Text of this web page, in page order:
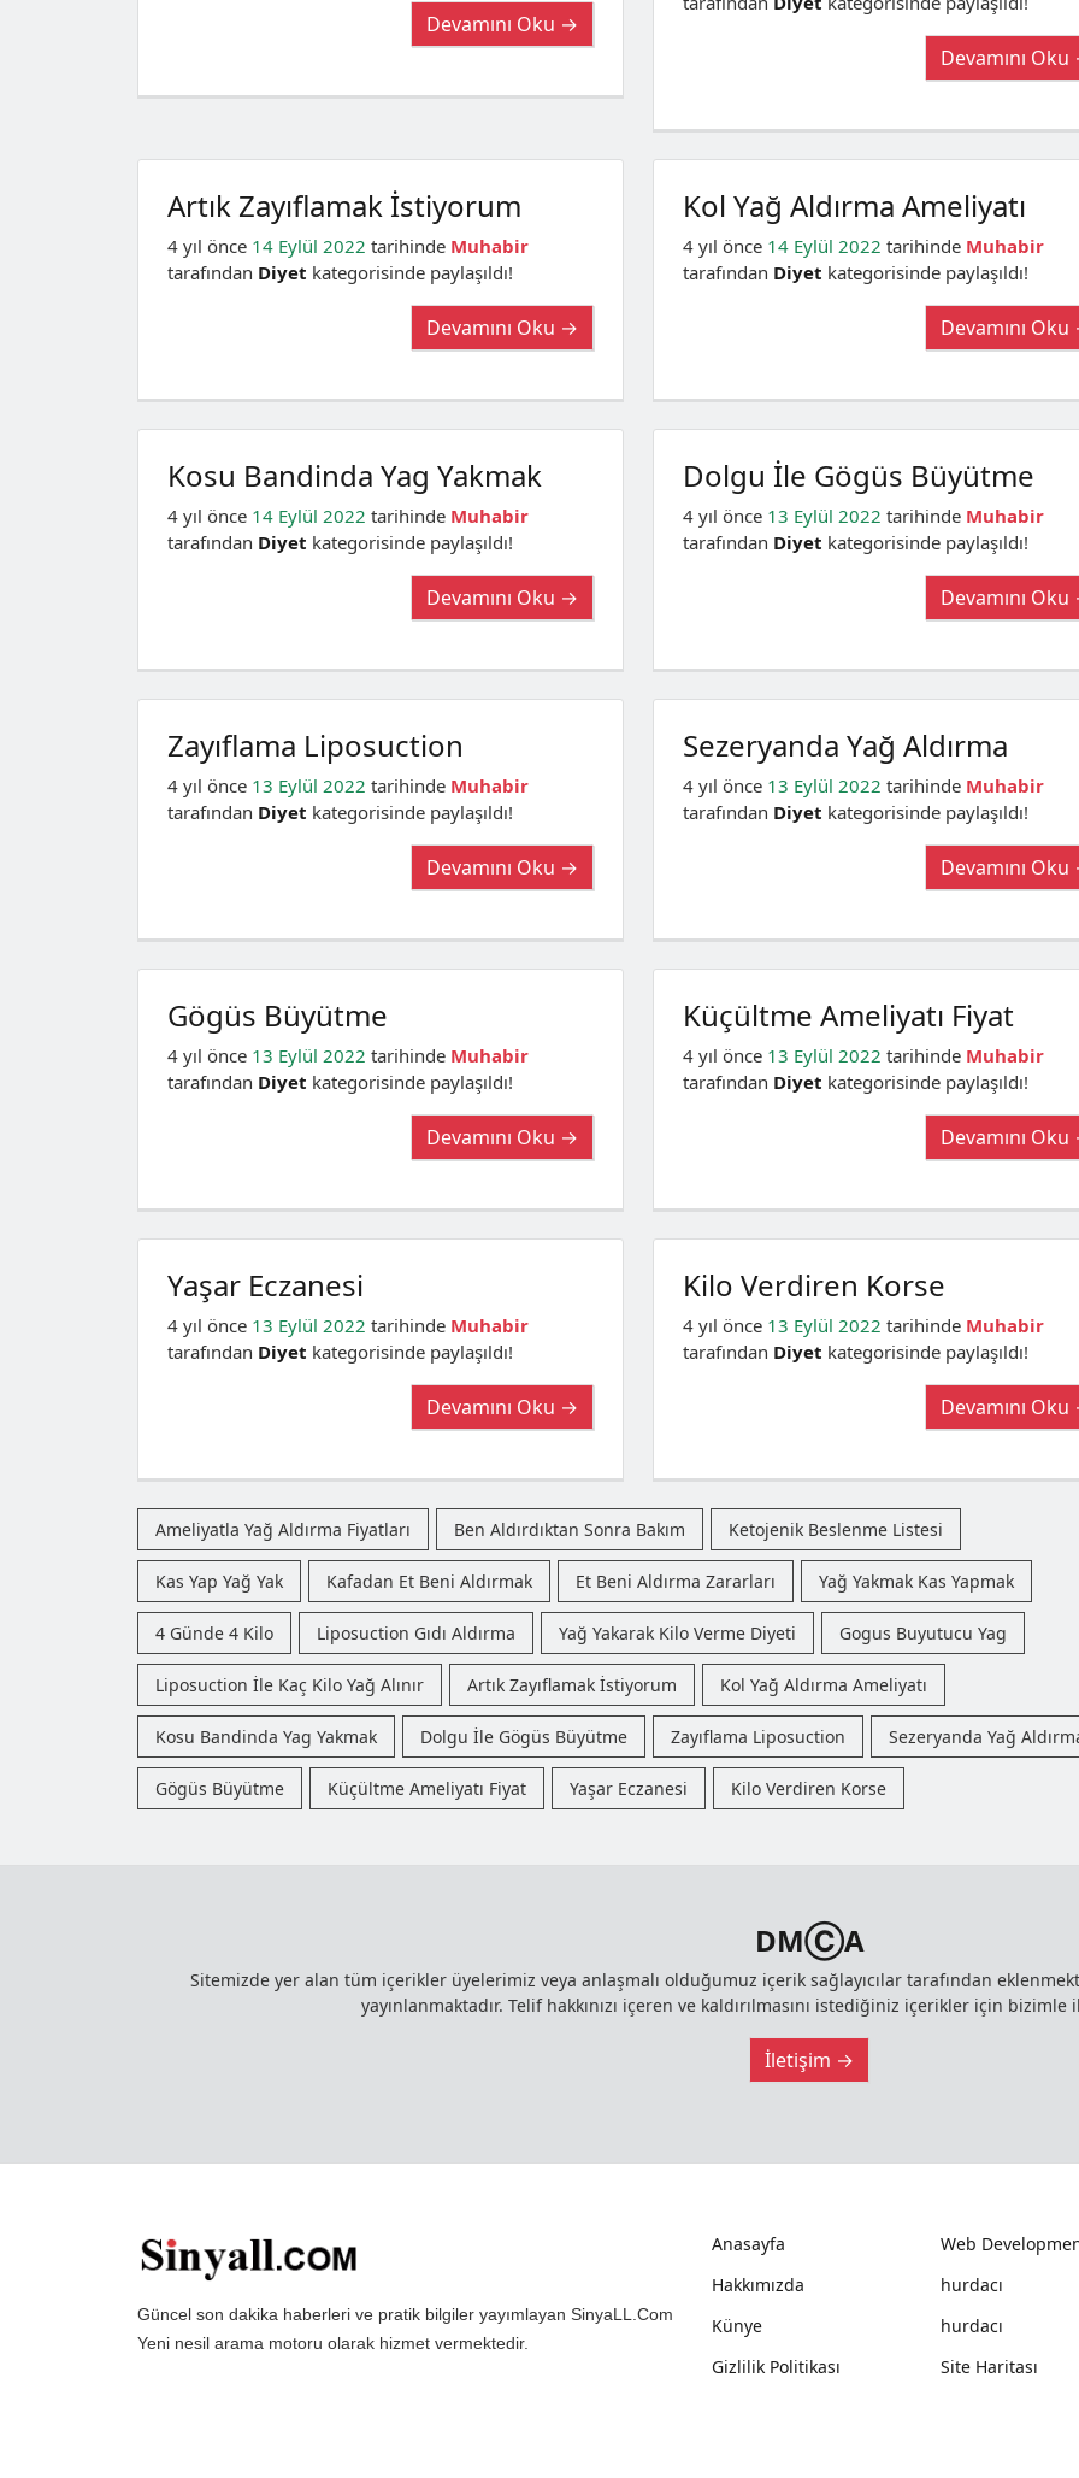
Devamını Oku →
Devamını
Artık Zayıflamak İstiyorum
4 yıl önce 14 Eylül 2022 tarihinde Muhabir
tarafından Diyet kategorisinde paylaşıldı!
Devamını Oku →
Kol Yağ Aldırma Ameliyatı
4 yıl önce 14 Eylül 2022 tarihinde Muhabir
tarafından Diyet kategorisinde paylaşıldı!
Devamını
Kosu Bandinda Yag Yakmak
4 yıl önce 14 Eylül 2022 tarihinde Muhabir
tarafından Diyet kategorisinde paylaşıldı!
Devamını Oku →
Dolgu İle Gögüs Büyütme
4 yıl önce 13 Eylül 2022 tarihinde Muhabir
tarafından Diyet kategorisinde paylaşıldı!
Devamını
Zayıflama Liposuction
4 yıl önce 13 Eylül 2022 tarihinde Muhabir
tarafından Diyet kategorisinde paylaşıldı!
Devamını Oku →
Sezeryanda Yağ Aldırma
4 yıl önce 13 Eylül 2022 tarihinde Muhabir
tarafından Diyet kategorisinde paylaşıldı!
Devamını
Gögüs Büyütme
4 yıl önce 13 Eylül 2022 tarihinde Muhabir
tarafından Diyet kategorisinde paylaşıldı!
Devamını Oku →
Küçültme Ameliyatı Fiyat
4 yıl önce 13 Eylül 2022 tarihinde Muhabir
tarafından Diyet kategorisinde paylaşıldı!
Devamını
Yaşar Eczanesi
4 yıl önce 13 Eylül 2022 tarihinde Muhabir
tarafından Diyet kategorisinde paylaşıldı!
Devamını Oku →
Kilo Verdiren Korse
4 yıl önce 13 Eylül 2022 tarihinde Muhabir
tarafından Diyet kategorisinde paylaşıldı!
Devamını
Ameliyatla Yağ Aldırma Fiyatları Ben Aldırdıktan Sonra Bakım Ketojenik Beslenme Listesi
Kas Yap Yağ Yak Kafadan Et Beni Aldırmak Et Beni Aldırma Zararları Yağ Yakmak Kas Yapmak
4 Günde 4 Kilo Liposuction Gıdı Aldırma Yağ Yakarak Kilo Verme Diyeti Gogus Buyutucu Yag
Liposuction İle Kaç Kilo Yağ Alınır Artık Zayıflamak İstiyorum Kol Yağ Aldırma Ameliyatı
Kosu Bandinda Yag Yakmak Dolgu İle Gögüs Büyütme Zayıflama Liposuction Sezeryanda Yağ
Gögüs Büyütme Küçültme Ameliyatı Fiyat Yaşar Eczanesi Kilo Verdiren Korse
DMⒸA
Sitemizde yer alan tüm içerikler üyelerimiz veya anlaşmalı olduğumuz içerik sağlayıcılar tarafından
yayınlanmaktadır. Telif hakkınızı içeren ve kaldırılmasını istediğiniz içerikler için
İletişim →
Güncel son dakika haberleri ve pratik bilgiler yayımlayan SinyaLL.Com
Yeni nesil arama motoru olarak hizmet vermektedir.
Anasayfa
Hakkımızda
Künye
Gizlilik Politikası
Web
hurdacı
hurdacı
Site Haritası